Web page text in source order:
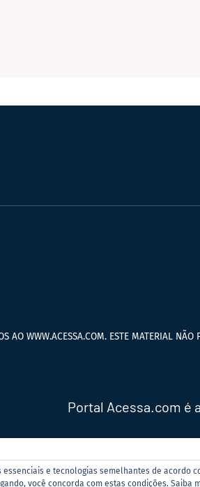
essenciais e tecnologias semelhantes de acordo
você concorda com estas condições. Saiba
AO WWW.ACESSA.COM. ESTE MATERIAL
Portal Acessa.com é